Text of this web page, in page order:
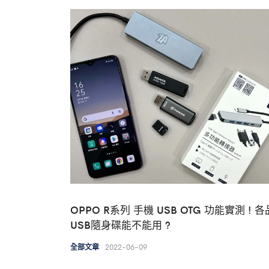
OPPO R系列 手機 USB OTG 功能實測 ! 各
USB隨身碟能不能用 ?
全部文章 2022-06-09